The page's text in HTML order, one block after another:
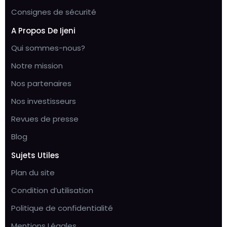
Consignes de sécurité
A Propos De Ijeni
Qui sommes-nous?
Notre mission
Nos partenaires
Nos investisseurs
Revues de presse
Blog
Sujets Utiles
Plan du site
Condition d’utilisation
Politique de confidentialité